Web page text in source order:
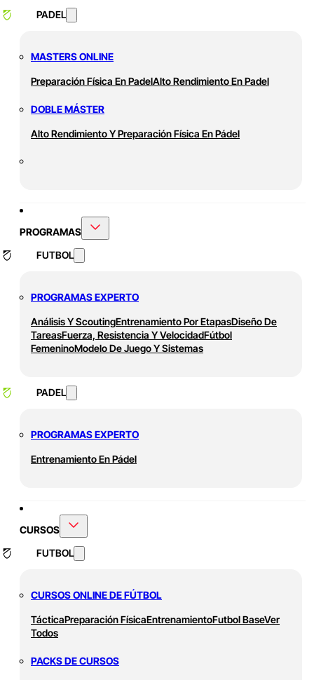
PADEL
MASTERS ONLINE
Preparación Física En PadelAlto Rendimiento En Padel
DOBLE MÁSTER
Alto Rendimiento Y Preparación Física En Pádel
PROGRAMAS
FUTBOL
PROGRAMAS EXPERTO
Análisis Y ScoutingEntrenamiento Por EtapasDiseño De
TareasFuerza, Resistencia Y VelocidadFútbol
FemeninoModelo De Juego Y Sistemas
PADEL
PROGRAMAS EXPERTO
Entrenamiento En Pádel
CURSOS
FUTBOL
CURSOS ONLINE DE FÚTBOL
TácticaPreparación FísicaEntrenamientoFutbol BaseVer
Todos
PACKS DE CURSOS